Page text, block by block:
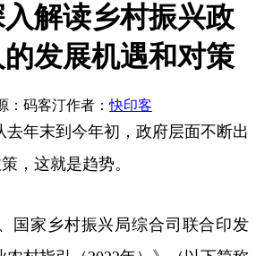
解读乡村振兴政
发展机遇和对策
：码客汀作者：快印客
去年末到今年初，政府层面不断出
，这就是趋势。
国家乡村振兴局综合司联合印发